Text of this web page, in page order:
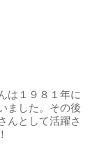
は１９８１年に
ました。その後
んとして活躍さ